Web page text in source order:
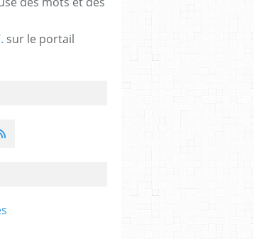
sur le portail